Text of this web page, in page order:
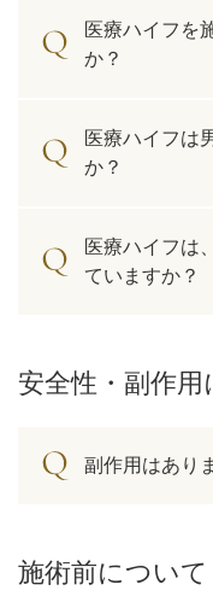
医療ハイフを
か？
医療ハイフは
か？
医療ハイフは
ていますか？
安全性・副作用
副作用はあり
施術前について